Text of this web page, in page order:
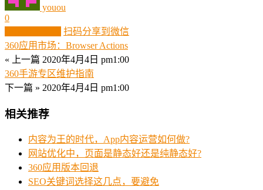
youou
0
扫码分享到微信
360应用市场：Browser Actions
« 上一篇 2020年4月4日 pm1:00
360手游专区维护指南
下一篇 » 2020年4月4日 pm1:00
相关推荐
内容为王的时代，App内容运营如何做?
网站优化中，页面是静态好还是纯静态好?
360应用版本回退
SEO关键词选择这几点，要避免